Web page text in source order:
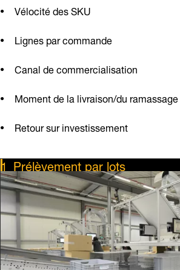
Vélocité des SKU
Lignes par commande
Canal de commercialisation
Moment de la livraison/du ramassage
Retour sur investissement
Prélèvement par lots